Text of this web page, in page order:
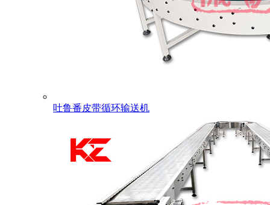
吐鲁番皮带循环输送机